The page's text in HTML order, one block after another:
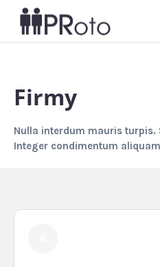
Firmy
Nulla interdum mauris turpis.
Integer condimentum